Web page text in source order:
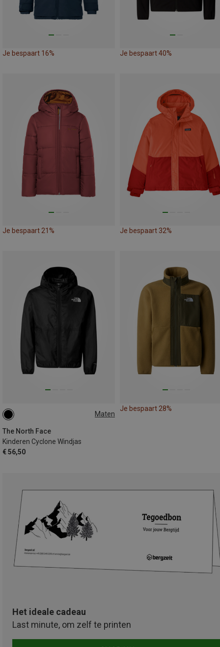
Je bespaart 16% Je bespaart 40%
Je bespaart 21% Je bespaart 32%
Maten
The North Face
Kinderen Cyclone Windjas
€ 56,50
116|118
Je bespaart 28%
Het ideale cadeau
Last minute, om zelf te printen